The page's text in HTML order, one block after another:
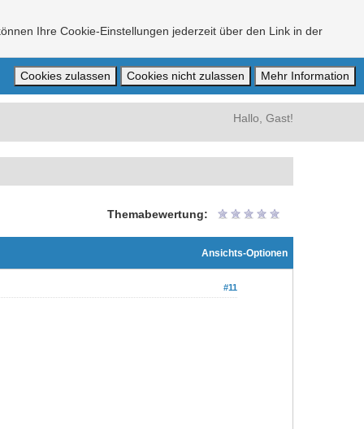
Ihre Cookie-Einstellungen jederzeit über den Link in der
Hallo, Gast!
Themabewertung:
Ansichts-Optionen
#11